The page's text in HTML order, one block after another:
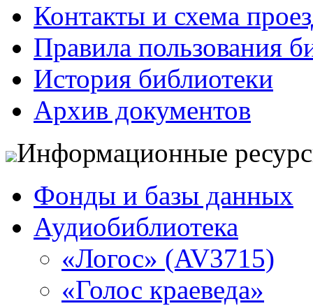
Контакты и схема
Правила пользования
История библиотеки
Архив документов
Информационные
Фонды и базы данных
Аудиобиблиотека
«Логос» (AV3715)
«Голос краеведа»